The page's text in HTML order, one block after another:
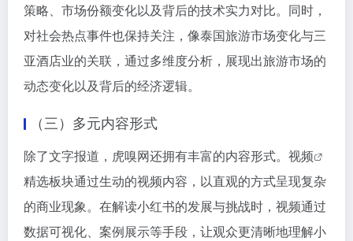
策略、市场份额变化以及背后的技术实力对比。同时，
对社会热点事件也保持关注，像泰国旅游市场变化与三
亚酒店业的关联，通过多维度分析，展现出旅游市场的
动态变化以及背后的经济逻辑。
（三）多元内容形式
除了文字报道，虎嗅网还拥有丰富的内容形式。 视频
精选板块通过生动的视频内容，以直观的方式呈现复杂
的商业现象。在解读小红书的发展与挑战时，视频通过
数据可视化、案例展示等手段，让观众更清晰地理解小